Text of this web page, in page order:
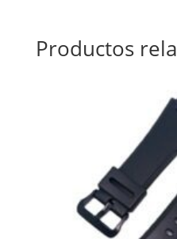
Productos